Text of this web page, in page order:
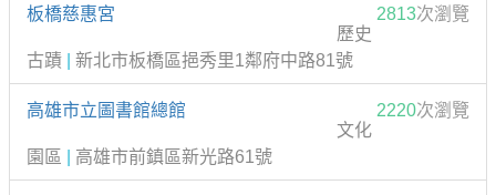
板橋慈惠宮 2813次瀏覽
歷史
古蹟
新北市板橋區挹秀里1鄰府中路81號
高雄市立圖書館總館 2220次瀏覽
文化
園區
高雄市前鎮區新光路61號